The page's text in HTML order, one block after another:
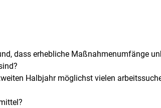
dass erhebliche Maßnahmenumfänge
Halbjahr möglichst vielen